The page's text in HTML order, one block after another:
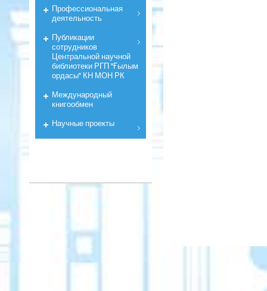
Профессиональная
деятельность
Публикации
сотрудников
Центральной научной
библиотеки РГП "Ғылым
ордасы" КН МОН РК
Международный
книгообмен
Научные проекты